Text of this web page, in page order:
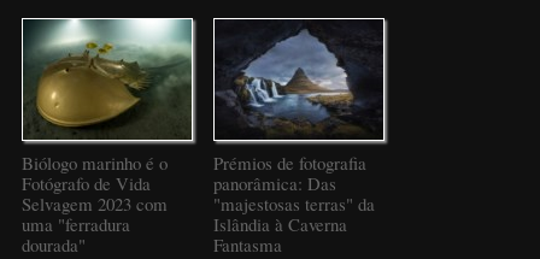
Biólogo marinho é o
Fotógrafo de Vida
Selvagem 2023 com
uma "ferradura
dourada"
Prémios de fotografia
panorâmica: Das
"majestosas terras" da
Islândia à Caverna
Fantasma